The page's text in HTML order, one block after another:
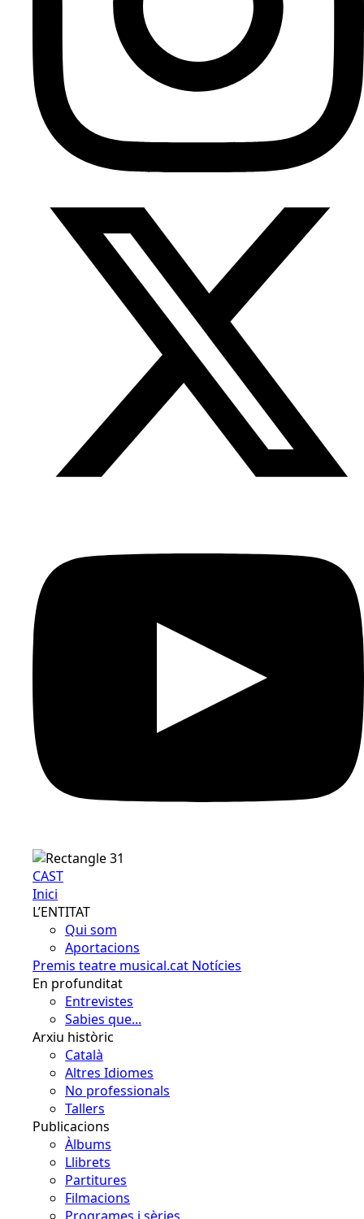
CAST
Inici
L’ENTITAT
Qui som
Aportacions
Premis teatre musical.cat Notícies
En profunditat
Entrevistes
Sabies que...
Arxiu històric
Català
Altres Idiomes
No professionals
Tallers
Publicacions
Àlbums
Llibrets
Partitures
Filmacions